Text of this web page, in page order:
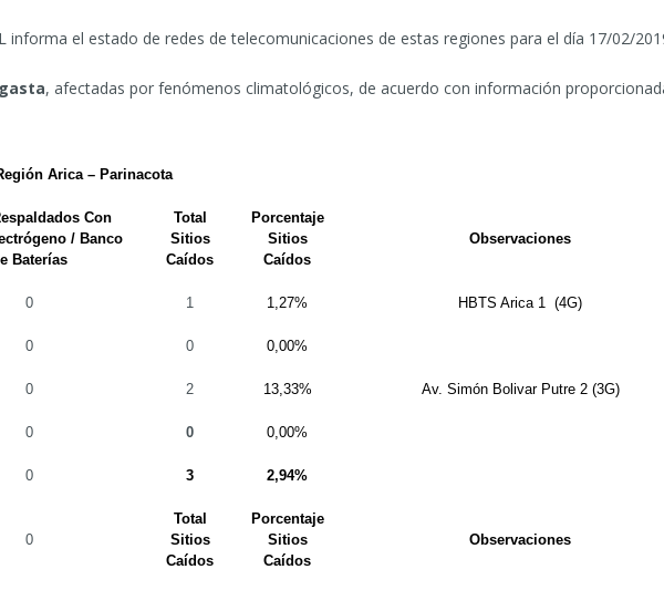
el estado de redes de telecomunicaciones de estas regiones para el día 17/02/
, afectadas por fenómenos climatológicos, de acuerdo con información
Arica – Parinacota
Con
/ Banco
Baterías
Total
Sitios
Caídos
Porcentaje
Sitios
Caídos
Observaciones
0 1 1,27% HBTS Arica 1 (4G)
0 0 0,00%
0 2 13,33% Av. Simón Bolivar Putre 2 (3G)
0 0 0,00%
0 3 2,94%
0
Total
Sitios
Caídos
Porcentaje
Sitios
Caídos
Observaciones